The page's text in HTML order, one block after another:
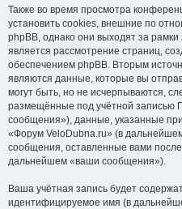
Также во время просмотра
установить cookies, внешние по
phpBB, однако они выходят за рамки
является рассмотрение страниц,
обеспечением phpBB. Вторым
являются данные, которые вы
могут быть, но не исчерпываются,
размещённые под учётной записью
сообщения»), данные, указанные
«Форум VeloDubna.ru» (в
сообщения, оставленные вами
дальнейшем «ваши сообщения»).
Ваша учётная запись будет
идентифицируемое имя (в